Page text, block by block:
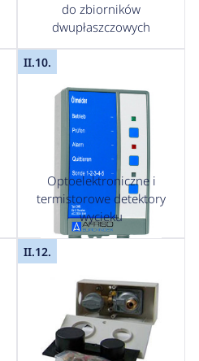
do zbiorników
dwupłaszczowych
II.10.
Optoelektroniczne i
termistorowe detektory
wycieku
II.12.